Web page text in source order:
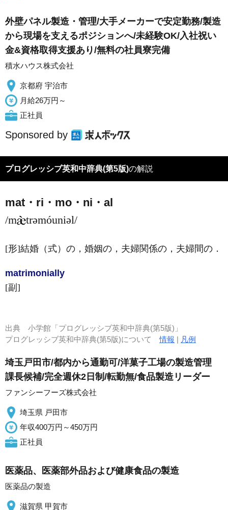
外壁パネル製造・管理/大手メーカーで安定勤務/製造
から現場を支えるポジションへ/未経験OK/入社祝い
金&資格取得支援あり/無料の社員寮完備
積水ハウス株式会社
京都府 宇治市
月給26万円～
正社員
Sponsored by
プログレッシブ英和中辞典(第5版)の解説
mat・ri・mo・ni・al
/m trəmóuniəl/
[形]結婚（式）の，婚姻の，夫婦関係の，夫婦間の ．
matrimonially
[副]
出典 小学館「プログレッシブ英和中辞典(第5版)」
プログレッシブ英和中辞典(第5版)について情報 | 凡例
埼玉戸田市/都内から通勤可/洋菓子工場の製造管理
課長候補/完全週休2日制/転勤無/食品製造リーダー
ファンシーフーズ株式会社
埼玉県 戸田市
年収400万円～450万円
正社員
医薬品、医薬部外品および健康食品の製造
医薬品の製造
滋賀県 甲賀市